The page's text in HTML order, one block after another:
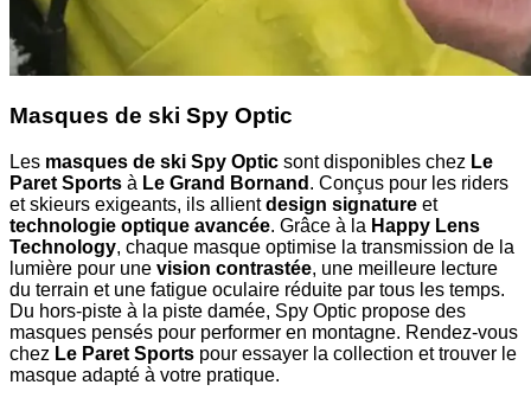
Masques de ski Spy Optic
Les masques de ski Spy Optic sont disponibles chez Le
Paret Sports à Le Grand Bornand . Conçus pour les riders
et skieurs exigeants, ils allientdesign signature et
technologie optique avancée. Grâce à la Happy Lens
Technology, chaque masque optimise la transmission de la
lumière pour une vision contrastée, une meilleure lecture
du terrain et une fatigue oculaire réduite par tous les temps.
Du hors-piste à la piste damée, Spy Optic propose des
masques pensés pour performer en montagne. Rendez-vous
chez Le Paret Sports pour essayer la collection et trouver le
masque adapté à votre pratique.